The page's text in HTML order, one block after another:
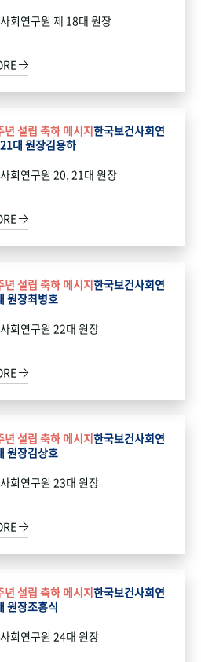
회연구원 제 18대 원장
년 설립 축하 메시지한국보건사회연
대 원장김용하
회연구원 20, 21대 원장
년 설립 축하 메시지한국보건사회연
원장최병호
회연구원 22대 원장
년 설립 축하 메시지한국보건사회연
원장김상호
회연구원 23대 원장
년 설립 축하 메시지한국보건사회연
원장조흥식
회연구원 24대 원장